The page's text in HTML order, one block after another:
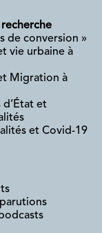
de conversion »
vie urbaine à
Migration à
d’État et
et Covid-19